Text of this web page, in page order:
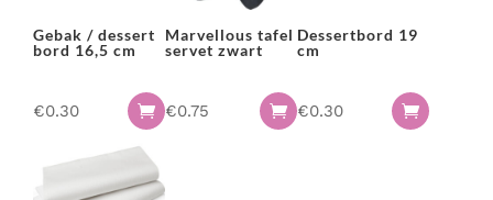
Gebak / dessert
bord 16,5 cm
€0.30 
Marvellous tafel
servet zwart
€0.75 
Dessertbord 19
cm
€0.30 